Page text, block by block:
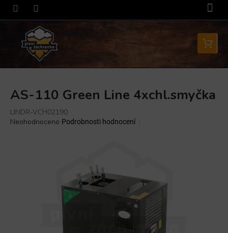
Přejít
obsah
Nákupní
košík
AS-110 Green Line 4xchl.smyčka
LINDR-VCH02190
Průměrné
Neohodnoceno Podrobnosti hodnocení